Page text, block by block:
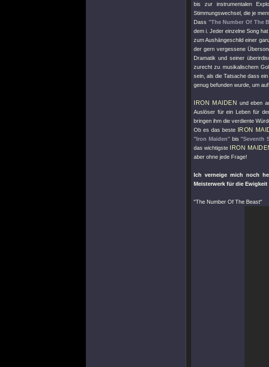
bis zur instrumentalen
Stimmungswechsel, die je
Dass "The Number Of The
dem i. Jeder einzelne Song
zum Aushängeschild einer
der gern vergessene
Dramatik und seiner
zurecht zu musikalischem
sein, als die Tatsache dass
genug befunden wurde, um
IRON MAIDEN und eben
Auslöser für ein Leben für
bringen ihm die verdiente
Ob es das beste
IRON
"Iron Maiden"bis"Seventh
das wichtigste
IRON
aber ohne jede Frage!
Ich verneige mich noch
Meisterwerk für die
"The Number Of The Beast"